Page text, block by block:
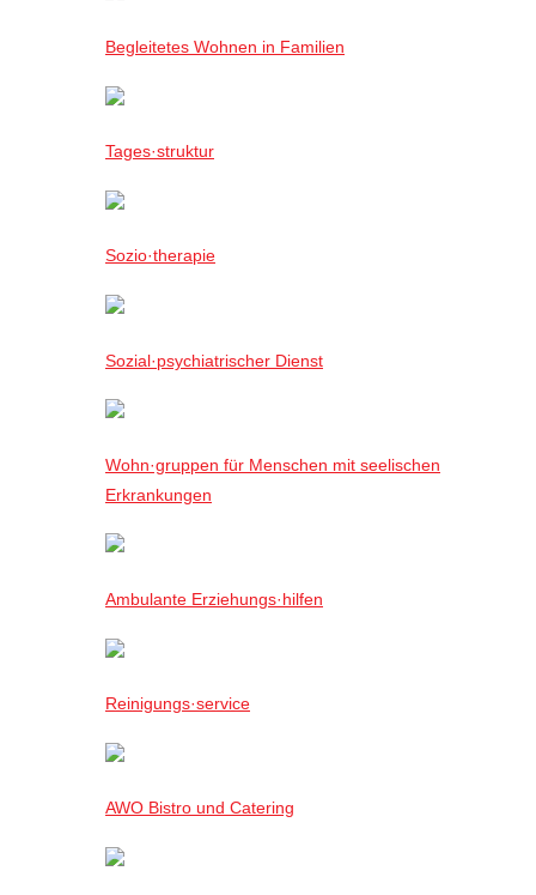
Begleitetes Wohnen in Familien
Tages·struktur
Sozio·therapie
Sozial·psychiatrischer Dienst
Wohn·gruppen für Menschen mit seelischen
Erkrankungen
Ambulante Erziehungs·hilfen
Reinigungs·service
AWO Bistro und Catering